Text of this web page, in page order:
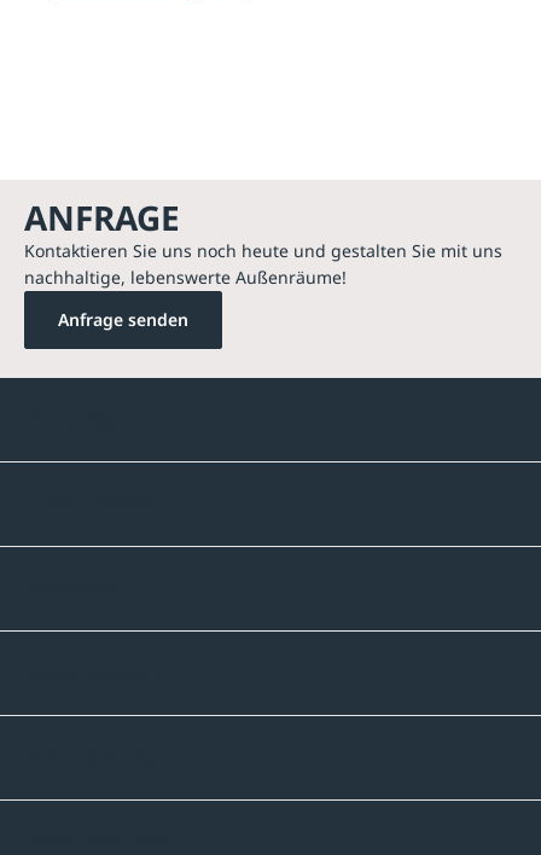
ANFRAGE
Kontaktieren Sie uns noch heute und gestalten Sie mit uns
nachhaltige, lebenswerte Außenräume!
Anfrage senden